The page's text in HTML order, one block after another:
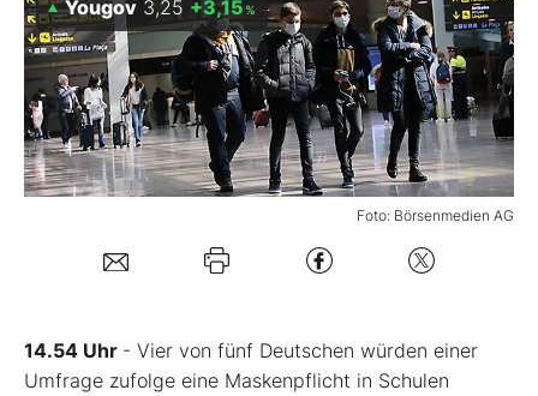
Experten
Mein B:O
Mein Konto
Folgen Sie uns
Kontakt
Foto: Börsenmedien AG
Yougov 3,25 +3,15%
14.54 Uhr - Vier von fünf Deutschen würden einer
Umfrage zufolge eine Maskenpflicht in Schulen